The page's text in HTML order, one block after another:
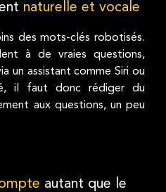
naturelle et vocale
des mots-clés robotisés.
à de vraies questions,
un assistant comme Siri ou
il faut donc rédiger du
aux questions, un peu
autant que le